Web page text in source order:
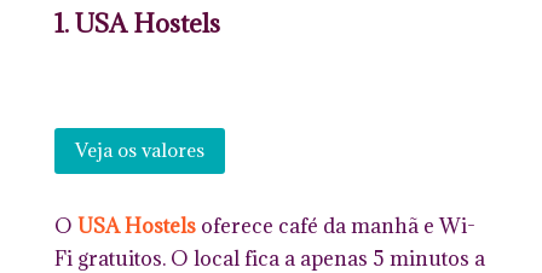
1. USA Hostels
Veja os valores
O USA Hostelsoferece café da manhã e Wi-
Fi gratuitos. O local fica a apenas 5 minutos a